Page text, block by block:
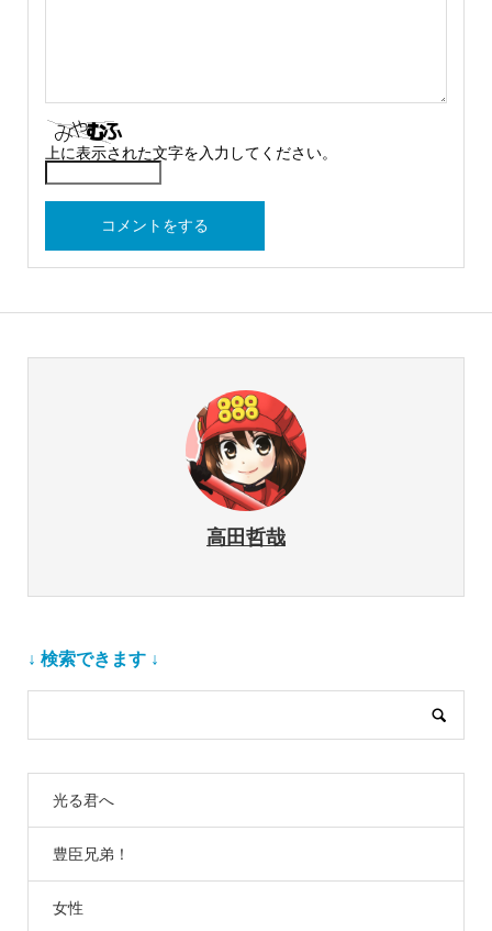
上に表示された文字を入力してください。
高田哲哉
↓ 検索できます ↓
光る君へ
豊臣兄弟！
女性